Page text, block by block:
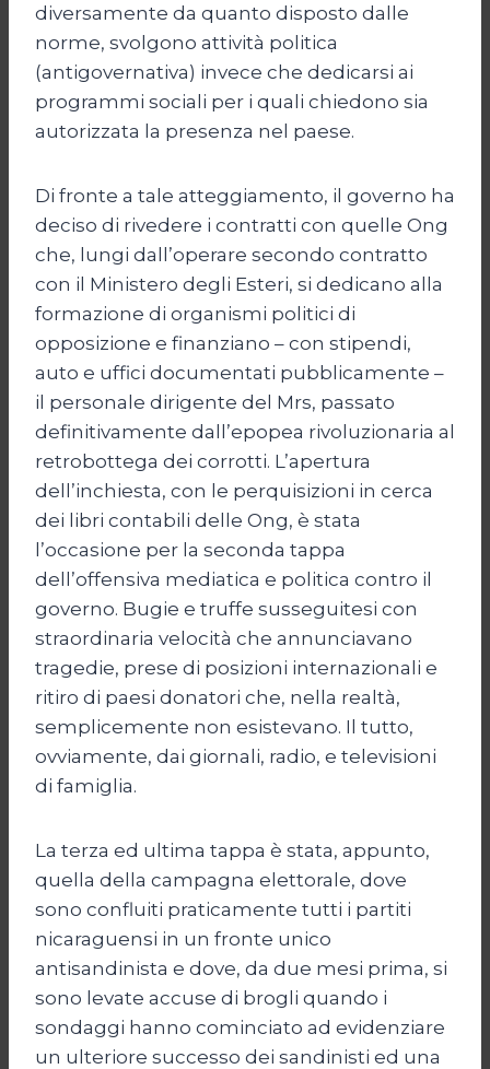
diversamente da quanto disposto dalle
norme, svolgono attività politica
(antigovernativa) invece che dedicarsi ai
programmi sociali per i quali chiedono sia
autorizzata la presenza nel paese.
Di fronte a tale atteggiamento, il governo ha
deciso di rivedere i contratti con quelle Ong
che, lungi dall’operare secondo contratto
con il Ministero degli Esteri, si dedicano alla
formazione di organismi politici di
opposizione e finanziano – con stipendi,
auto e uffici documentati pubblicamente –
il personale dirigente del Mrs, passato
definitivamente dall’epopea rivoluzionaria al
retrobottega dei corrotti. L’apertura
dell’inchiesta, con le perquisizioni in cerca
dei libri contabili delle Ong, è stata
l’occasione per la seconda tappa
dell’offensiva mediatica e politica contro il
governo. Bugie e truffe susseguitesi con
straordinaria velocità che annunciavano
tragedie, prese di posizioni internazionali e
ritiro di paesi donatori che, nella realtà,
semplicemente non esistevano. Il tutto,
ovviamente, dai giornali, radio, e televisioni
di famiglia.
La terza ed ultima tappa è stata, appunto,
quella della campagna elettorale, dove
sono confluiti praticamente tutti i partiti
nicaraguensi in un fronte unico
antisandinista e dove, da due mesi prima, si
sono levate accuse di brogli quando i
sondaggi hanno cominciato ad evidenziare
un ulteriore successo dei sandinisti ed una